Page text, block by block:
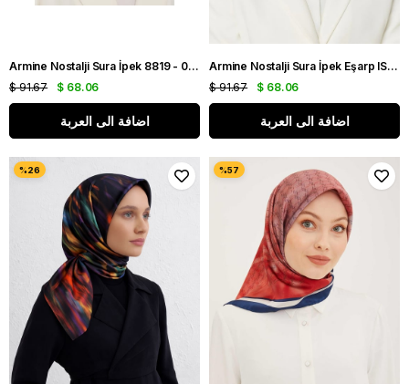
Armine Nostalji Sura İpek 8819 - 04 Siyah - Yeşil Karışık Desen
$ 68.06
$ 91.67
اضافة الى العربة
Armine Nostalji Sura İpek Eşarp IST 8555-15 Lacivert Logo Desen
$ 68.06
$ 91.67
اضافة الى العربة